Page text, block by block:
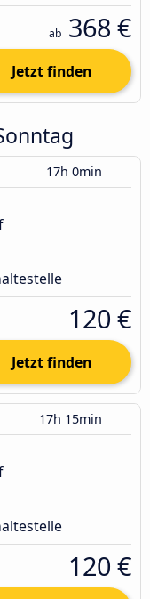
ab 368 €
Jetzt finden
17h 0min
120 €
Jetzt finden
17h 15min
120 €